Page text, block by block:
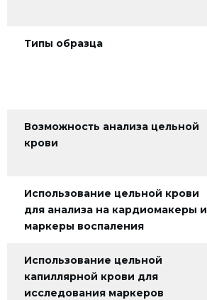
Типы образца
Возможность анализа цельной
крови
Использование цельной крови
для анализа на кардиомакеры и
маркеры воспаления
Использование цельной
капиллярной крови для
исследования маркеров